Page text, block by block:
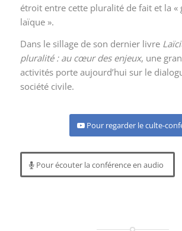
étroit entre cette pluralité de fait et la «
laïque ».
Dans le sillage de son dernier livre
pluralité : au cœur des enjeux, une
activités porte aujourd’hui sur le
société civile.
Pour regarder le culte-
Pour écouter la conférence en audio